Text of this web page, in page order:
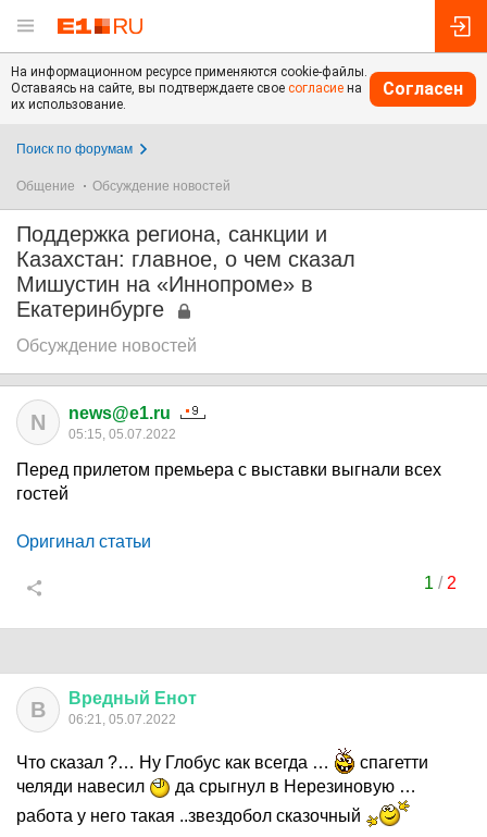
На информационном ресурсе применяются cookie-файлы.
Оставаясь на сайте, вы подтверждаете свое согласие на
их использование.
Согласен
Поиск по форумам
Общение Обсуждение новостей
Поддержка региона, санкции и
Казахстан: главное, о чем сказал
Мишустин на «Иннопроме» в
Екатеринбурге
Обсуждение новостей
N news@e1.ru
05:15, 05.07.2022
Перед прилетом премьера с выставки выгнали всех
гостей
Оригинал статьи
1 / 2
В Вредный Енот
06:21, 05.07.2022
Что сказал ?… Ну Глобус как всегда …
спагетти
челяди навесил
да срыгнул в Нерезиновую …
работа у него такая ..звездобол сказочный